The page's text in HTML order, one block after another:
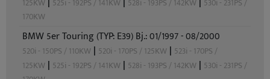
170KW
BMW 5er Touring (TYP: E39) Bj.: 01/1997 - 08/2000
520i - 150PS / 110KW | 520i - 170PS / 125KW | 523i - 170PS /
125KW | 525i - 192PS / 141KW | 528i - 193PS / 142KW | 530i - 231PS /